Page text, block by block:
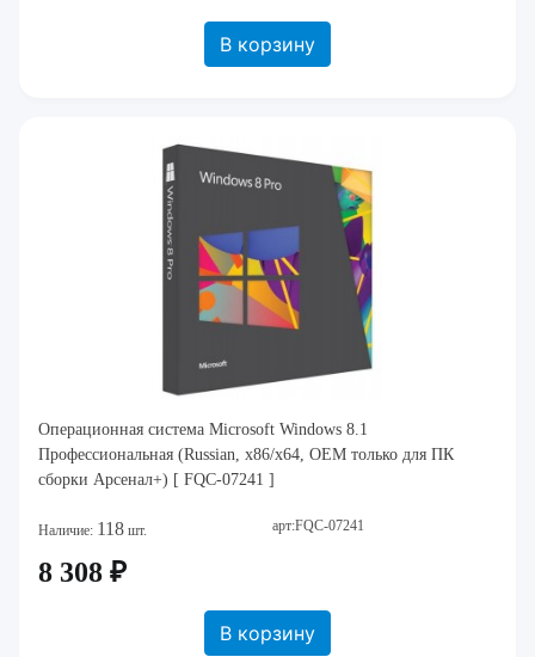
В корзину
Операционная система Microsoft Windows 8.1
Профессиональная (Russian, x86/x64, OEM только для ПК
сборки Арсенал+) [ FQC-07241 ]
Наличие: 118 шт. арт:FQC-07241
8 308 ₽
В корзину